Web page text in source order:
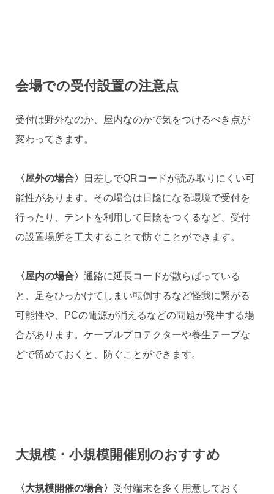
会場での受付設置の注意点
受付は野外なのか、屋内なのかで気をつけるべき点が
変わってきます。
〈屋外の場合〉
日差しでQRコードが読み取りにくい可
能性があります。その場合は日陰になる環境で受付を
行ったり、テントを利用して日陰をつくるなど、受付
の設置場所を工夫することで防ぐことができます。
〈屋内の場合〉 通路に延長コードが散らばっている
と、足をひっかけてしまい転倒するなど怪我に繋がる
可能性や、PCの電源が消えるなどの問題が発生する場
合があります。ケーブルプロテクターや養生テープな
どで留めておくと、防ぐことができます。
大規模・小規模開催別のおすすめ
〈大規模開催の場合〉 受付端末を多く用意しておく